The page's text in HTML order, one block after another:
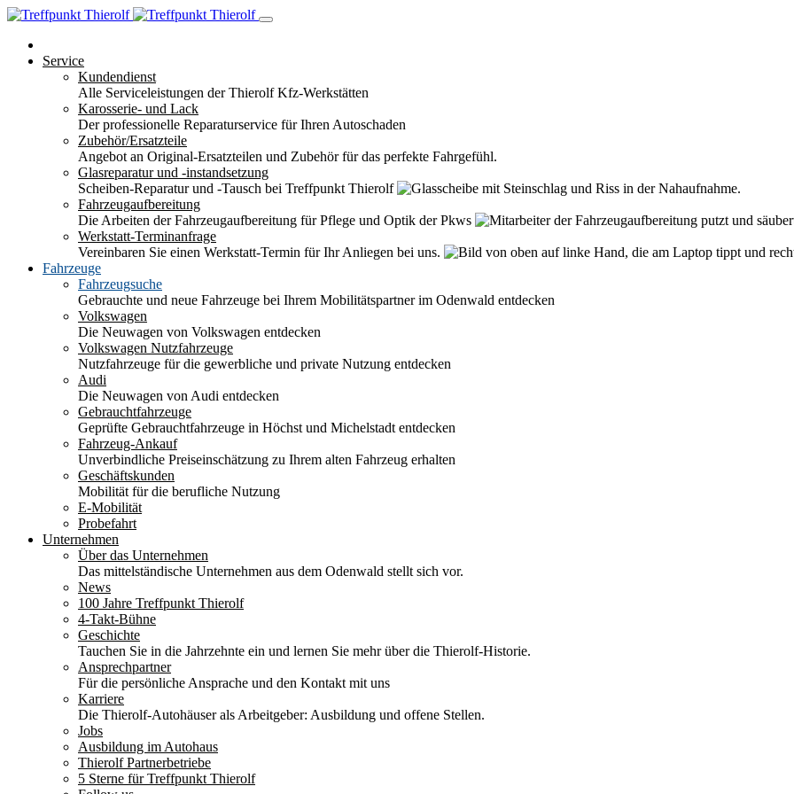
Service
Kundendienst
Alle Serviceleistungen der Thierolf Kfz-Werkstätten
Karosserie- und Lack
Der professionelle Reparaturservice für Ihren Autoschaden
Zubehör/Ersatzteile
Angebot an Original-Ersatzteilen und Zubehör für das perfekte Fahrgefühl.
Glasreparatur und -instandsetzung
Scheiben-Reparatur und -Tausch bei Treffpunkt Thierolf
Fahrzeugaufbereitung
Die Arbeiten der Fahrzeugaufbereitung für Pflege und Optik der Pkws
Werkstatt-Terminanfrage
Vereinbaren Sie einen Werkstatt-Termin für Ihr Anliegen bei uns.
Fahrzeuge
Fahrzeugsuche
Gebrauchte und neue Fahrzeuge bei Ihrem Mobilitätspartner im Odenwald entdecken
Volkswagen
Die Neuwagen von Volkswagen entdecken
Volkswagen Nutzfahrzeuge
Nutzfahrzeuge für die gewerbliche und private Nutzung entdecken
Audi
Die Neuwagen von Audi entdecken
Gebrauchtfahrzeuge
Geprüfte Gebrauchtfahrzeuge in Höchst und Michelstadt entdecken
Fahrzeug-Ankauf
Unverbindliche Preiseinschätzung zu Ihrem alten Fahrzeug erhalten
Geschäftskunden
Mobilität für die berufliche Nutzung
E-Mobilität
Probefahrt
Unternehmen
Über das Unternehmen
Das mittelständische Unternehmen aus dem Odenwald stellt sich vor.
News
100 Jahre Treffpunkt Thierolf
4-Takt-Bühne
Geschichte
Tauchen Sie in die Jahrzehnte ein und lernen Sie mehr über die Thierolf-Historie.
Ansprechpartner
Für die persönliche Ansprache und den Kontakt mit uns
Karriere
Die Thierolf-Autohäuser als Arbeitgeber: Ausbildung und offene Stellen.
Jobs
Ausbildung im Autohaus
Thierolf Partnerbetriebe
5 Sterne für Treffpunkt Thierolf